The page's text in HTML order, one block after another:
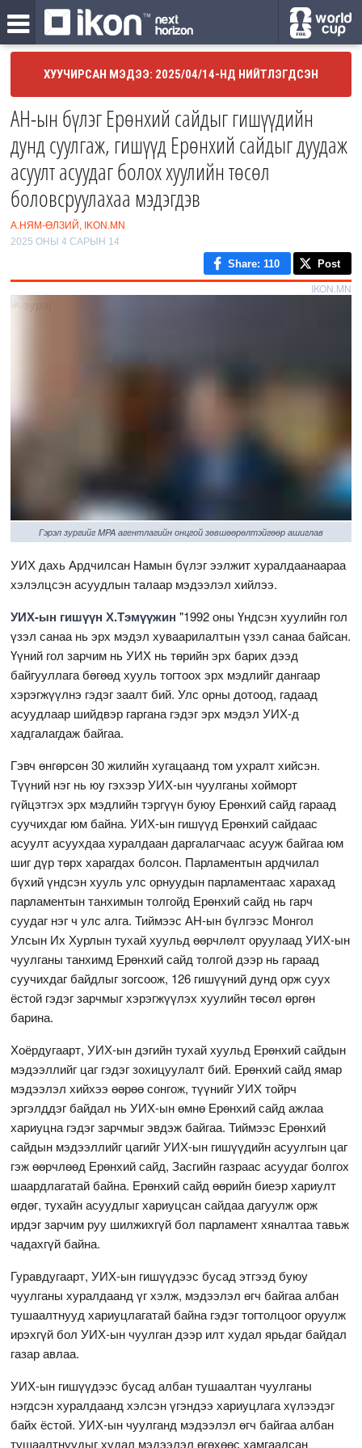
ХУУЧИРСАН МЭДЭЭ: 2025/04/14-НД НИЙТЛЭГДСЭН
АН-ын бүлэг Ерөнхий сайдыг гишүүдийн
дунд суулгаж, гишүүд Ерөнхий сайдыг дуудаж
асуулт асуудаг болох хуулийн төсөл
боловсруулахаа мэдэгдэв
А.НЯМ-ӨЛЗИЙ, IKON.MN
2025 ОНЫ 4 САРЫН 14
Share: 110 Post
IKON.MN
Гэрэл зургийг MPA агентлагийн онцгой зөвшөөрөлтэйгөөр ашиглав
УИХ дахь Ардчилсан Намын бүлэг ээлжит хуралдаанаараа
хэлэлцсэн асуудлын талаар мэдээлэл хийлээ.
УИХ-ын гишүүн Х.Тэмүүжин "1992 оны Үндсэн хуулийн гол
үзэл санаа нь эрх мэдэл хуваарилалтын үзэл санаа байсан.
Үүний гол зарчим нь УИХ нь төрийн эрх барих дээд
байгууллага бөгөөд хууль тогтоох эрх мэдлийг дангаар
хэрэгжүүлнэ гэдэг заалт бий. Улс орны дотоод, гадаад
асуудлаар шийдвэр гаргана гэдэг эрх мэдэл УИХ-д
хадгалагдаж байгаа.
Гэвч өнгөрсөн 30 жилийн хугацаанд том ухралт хийсэн.
Түүний нэг нь юу гэхээр УИХ-ын чуулганы хойморт
гүйцэтгэх эрх мэдлийн тэргүүн буюу Ерөнхий сайд гараад
суучихдаг юм байна. УИХ-ын гишүүд Ерөнхий сайдаас
асуулт асуухдаа хуралдаан даргалагчаас асууж байгаа юм
шиг дүр төрх харагдах болсон. Парламентын ардчилал
бүхий үндсэн хууль улс орнуудын парламентаас харахад
парламентын танхимын толгойд Ерөнхий сайд нь гарч
суудаг нэг ч улс алга. Тиймээс АН-ын бүлгээс Монгол
Улсын Их Хурлын тухай хуульд өөрчлөлт оруулаад УИХ-ын
чуулганы танхимд Ерөнхий сайд толгой дээр нь гараад
суучихдаг байдлыг зогсоож, 126 гишүүний дунд орж суух
ёстой гэдэг зарчмыг хэрэгжүүлэх хуулийн төсөл өргөн
барина.
Хоёрдугаарт, УИХ-ын дэгийн тухай хуульд Ерөнхий сайдын
мэдээллийг цаг гэдэг зохицуулалт бий. Ерөнхий сайд ямар
мэдээлэл хийхээ өөрөө сонгож, түүнийг УИХ тойрч
эргэлддэг байдал нь УИХ-ын өмнө Ерөнхий сайд ажлаа
хариуцна гэдэг зарчмыг эвдэж байгаа. Тиймээс Ерөнхий
сайдын мэдээллийг цагийг УИХ-ын гишүүдийн асуулгын цаг
гэж өөрчлөөд Ерөнхий сайд, Засгийн газраас асуудаг болгох
шаардлагатай байна. Ерөнхий сайд өөрийн биеэр хариулт
өгдөг, тухайн асуудлыг хариуцсан сайдаа дагуулж орж
ирдэг зарчим руу шилжихгүй бол парламент хяналтаа тавьж
чадахгүй байна.
Гуравдугаарт, УИХ-ын гишүүдээс бусад этгээд буюу
чуулганы хуралдаанд үг хэлж, мэдээлэл өгч байгаа албан
тушаалтнууд хариуцлагатай байна гэдэг тогтолцоог оруулж
ирэхгүй бол УИХ-ын чуулган дээр илт худал ярьдаг байдал
газар авлаа.
УИХ-ын гишүүдээс бусад албан тушаалтан чуулганы
нэгдсэн хуралдаанд хэлсэн үгэндээ хариуцлага хүлээдэг
байх ёстой. УИХ-ын чуулганд мэдээлэл өгч байгаа албан
тушаалтнуудыг худал мэдээлэл өгөхөөс хамгаалсан